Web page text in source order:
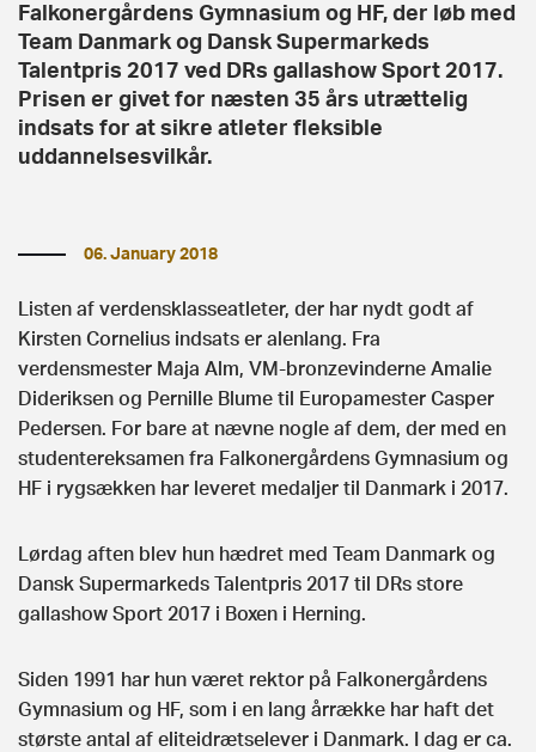
Falkonergårdens Gymnasium og HF, der løb med
Team Danmark og Dansk Supermarkeds
Talentpris 2017 ved DRs gallashow Sport 2017.
Prisen er givet for næsten 35 års utrættelig
indsats for at sikre atleter fleksible
uddannelsesvilkår.
06. January 2018
Listen af verdensklasseatleter, der har nydt godt af
Kirsten Cornelius indsats er alenlang. Fra
verdensmester Maja Alm, VM-bronzevinderne Amalie
Dideriksen og Pernille Blume til Europamester Casper
Pedersen. For bare at nævne nogle af dem, der med en
studentereksamen fra Falkonergårdens Gymnasium og
HF i rygsækken har leveret medaljer til Danmark i 2017.
Lørdag aften blev hun hædret med Team Danmark og
Dansk Supermarkeds Talentpris 2017 til DRs store
gallashow Sport 2017 i Boxen i Herning.
Siden 1991 har hun været rektor på Falkonergårdens
Gymnasium og HF, som i en lang årrække har haft det
største antal af eliteidrætselever i Danmark. I dag er ca.